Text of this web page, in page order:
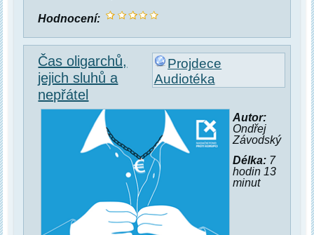
Hodnocení:
Projdece
Audiotéka
Čas oligarchů,
jejich sluhů a
nepřátel
Autor:
Ondřej
Závodský
Délka:7
hodin 13
minut